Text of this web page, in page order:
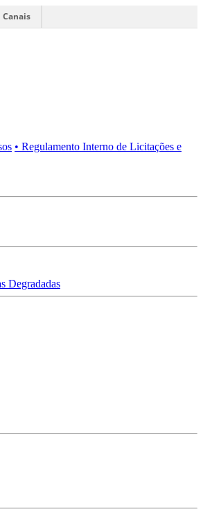
Canais
• Regulamento Interno de Licitações e
Degradadas